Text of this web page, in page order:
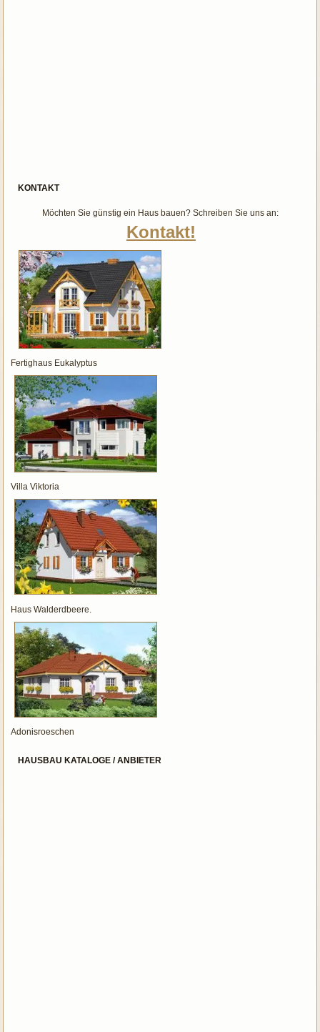
KONTAKT
Möchten Sie günstig ein Haus bauen? Schreiben Sie uns an:
Kontakt!
Fertighaus Eukalyptus
Villa Viktoria
Haus Walderdbeere.
Adonisroeschen
HAUSBAU KATALOGE / ANBIETER